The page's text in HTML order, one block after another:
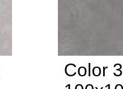
Color